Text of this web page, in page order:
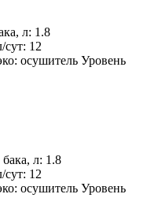
л: 1.8
сут: 12
осушитель Уровень
л: 1.8
сут: 12
осушитель Уровень